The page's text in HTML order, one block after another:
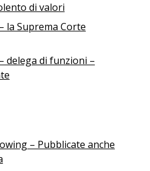
di valori
la Suprema Corte
delega di funzioni –
– Pubblicate anche